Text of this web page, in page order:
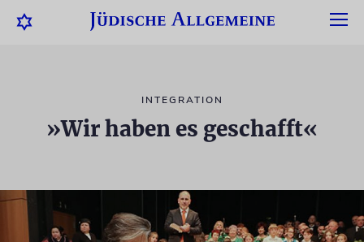
INTEGRATION
»Wir haben es geschafft«